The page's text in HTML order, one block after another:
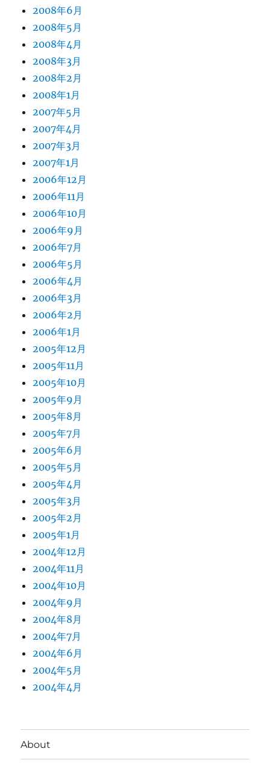
2008年6月
2008年5月
2008年4月
2008年3月
2008年2月
2008年1月
2007年5月
2007年4月
2007年3月
2007年1月
2006年12月
2006年11月
2006年10月
2006年9月
2006年7月
2006年5月
2006年4月
2006年3月
2006年2月
2006年1月
2005年12月
2005年11月
2005年10月
2005年9月
2005年8月
2005年7月
2005年6月
2005年5月
2005年4月
2005年3月
2005年2月
2005年1月
2004年12月
2004年11月
2004年10月
2004年9月
2004年8月
2004年7月
2004年6月
2004年5月
2004年4月
About